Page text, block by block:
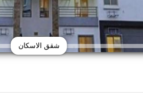
شقق الاسكان